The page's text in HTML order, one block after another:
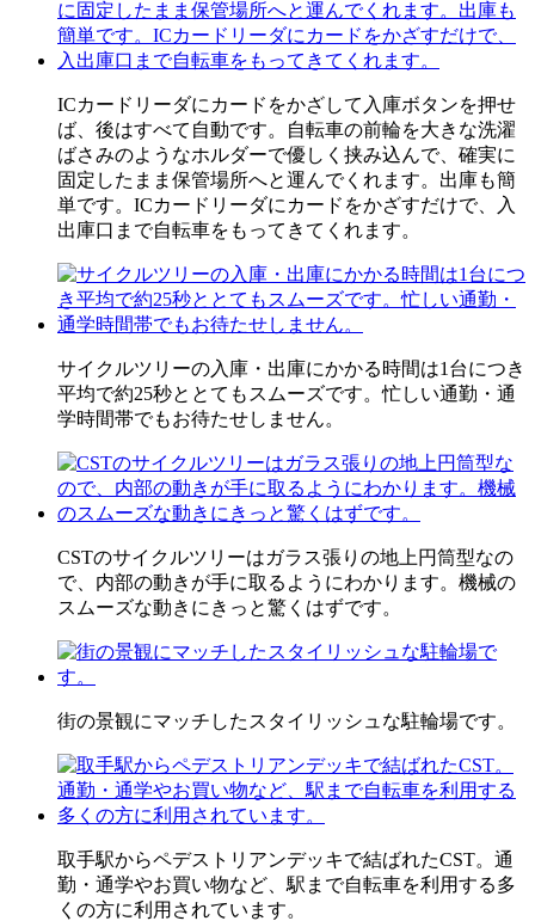
ICカードリーダにカードをかざして入庫ボタンを押せ
ば、後はすべて自動です。自転車の前輪を大きな洗濯
ばさみのようなホルダーで優しく挟み込んで、確実に
固定したまま保管場所へと運んでくれます。出庫も簡
単です。ICカードリーダにカードをかざすだけで、入
出庫口まで自転車をもってきてくれます。
サイクルツリーの入庫・出庫にかかる時間は1台につき
平均で約25秒ととてもスムーズです。忙しい通勤・通
学時間帯でもお待たせしません。
CSTのサイクルツリーはガラス張りの地上円筒型なの
で、内部の動きが手に取るようにわかります。機械の
スムーズな動きにきっと驚くはずです。
街の景観にマッチしたスタイリッシュな駐輪場です。
取手駅からペデストリアンデッキで結ばれたCST。通
勤・通学やお買い物など、駅まで自転車を利用する多
くの方に利用されています。